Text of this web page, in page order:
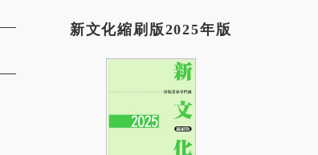
新文化縮刷版2025年版